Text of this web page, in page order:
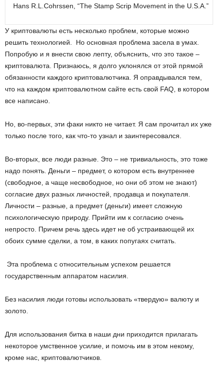
Hans R.L.Cohrssen, “The Stamp Scrip Movement in the U.S.A.”
У криптовалюты есть несколько проблем, которые можно
решить технологией. Но основная проблема засела в умах.
Попробую и я внести свою лепту, объяснить, что это такое –
криптовалюта. Признаюсь, я долго уклонялся от этой прямой
обязанности каждого криптовалютчика. Я оправдывался тем,
что на каждом криптовалютном сайте есть свой FAQ, в котором
все написано.
Но, во-первых, эти факи никто не читает. Я сам прочитал их уже
только после того, как что-то узнал и заинтересовался.
Во-вторых, все люди разные. Это – не тривиальность, это тоже
надо понять. Деньги – предмет, о котором есть внутреннее
(свободное, а чаще несвободное, но они об этом не знают)
согласие двух разных личностей, продавца и покупателя.
Личности – разные, а предмет (деньги) имеет сложную
психологическую природу. Прийти им к согласию очень
непросто. Причем речь здесь идет не об устраивающей их
обоих сумме сделки, а том, в каких попугаях считать.
Эта проблема с относительным успехом решается
государственным аппаратом насилия.
Без насилия люди готовы использовать «твердую» валюту и
золото.
Для использования битка в наши дни приходится прилагать
некоторое умственное усилие, и помочь им в этом некому,
кроме нас, криптовалютчиков.